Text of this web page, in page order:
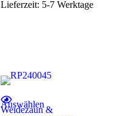
Lieferzeit: 5-7 Werktage
AuswählenDieses Produkt weist mehrere Varianten auf. Die Optionen können auf der Produktseite gewählt werden
Weidezaun &